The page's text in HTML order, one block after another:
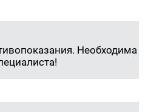
Необходима